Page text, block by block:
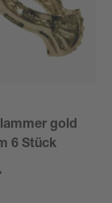
gold
6 Stück